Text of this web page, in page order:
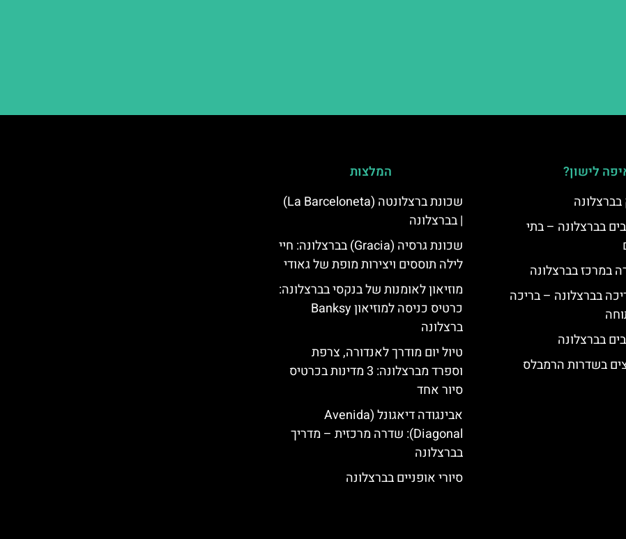
לישון?
בברצלונה
5 כוכבים בברצלונה – בתי
במרכז בברצלונה
בברצלונה – בריכה
בשדרות הרמבלס
המלצות
שכונת ברצלונטה (La Barceloneta)
| בברצלונה
שכונת גרסיה (Gracia) בברצלונה: חיי
לילה תוססים ויצירות מופת של גאודי
מוזיאון לאומנות של בנקסי בברצלונה:
כרטיס כניסה למוזיאון Banksy
ברצלונה
טיול יום מודרך לאנדורה, צרפת
וספרד מברצלונה: 3 מדינות בכרטיס
סיור אחד
אבינגודה דיאגונל (Avenida
Diagonal): שדרה מרכזית – מדריך
בברצלונה
סיורי אופניים בברצלונה